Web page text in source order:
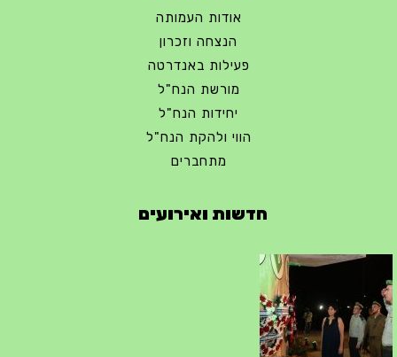
אודות העמותה
הנצחה וזכרון
פעילות באנדרטה
מורשת הנח"ל
יחידות הנח"ל
הווי ולהקת הנח"ל
מתחברים
חדשות ואירועים